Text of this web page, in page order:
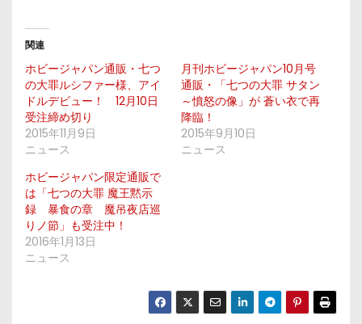
関連
ホビージャパン通販・七つ
の大罪ルシファー様、アイ
ドルデビュー！ 12月10日
受注締め切り
2015年11月9日
ニュース
月刊ホビージャパン10月号
通販・「七つの大罪 サタン
～憤怒の像」が 蒼い衣で再
降臨！
2015年9月10日
ニュース
ホビージャパン限定通販で
は「七つの大罪 魔王黙示
録 暴食の章 魔吊夜店巡
りノ節」も受注中！
2016年1月13日
ニュース